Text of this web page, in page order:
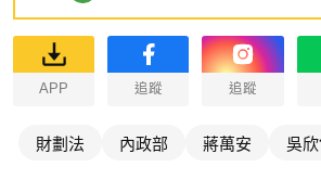
APP 追蹤 追蹤
財劃法 內政部 蔣萬安 吳